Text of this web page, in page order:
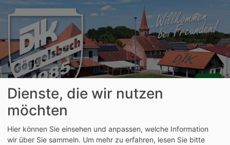
Fußball
Junioren U13 (D-Junioren)
Bildergalerien
Veranstaltungen
Dienste, die wir nutzen
möchten
Hier können Sie einsehen und anpassen, welche Information
wir über Sie sammeln. Um mehr zu erfahren, lesen Sie bitte